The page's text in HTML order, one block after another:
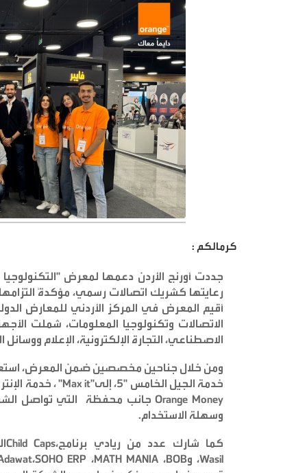
كرمالكم :
جددت أورنج الأردن دعمها لمعرض "التكنولوجيا
رعايتها كشريك اتصالات رسمي، مؤكدةً
الاتصالات وتكنولوجيا المعلومات، شملت
الاصطناعي، التجارة الإلكترونية، الإعلام
ومن خلال جناحين مخصصين ضمن المعرض،
خدمة الجيل الخامس "5
، خدمة"Max it"، إلى
جانب محفظة Orange Money
التي تواصل
وسهلة الاستخدام.
كما شارك عدد من ريادي برنامج Child Caps،
،SOHO ERP ،MATH MANIA ،BOB، وWasil